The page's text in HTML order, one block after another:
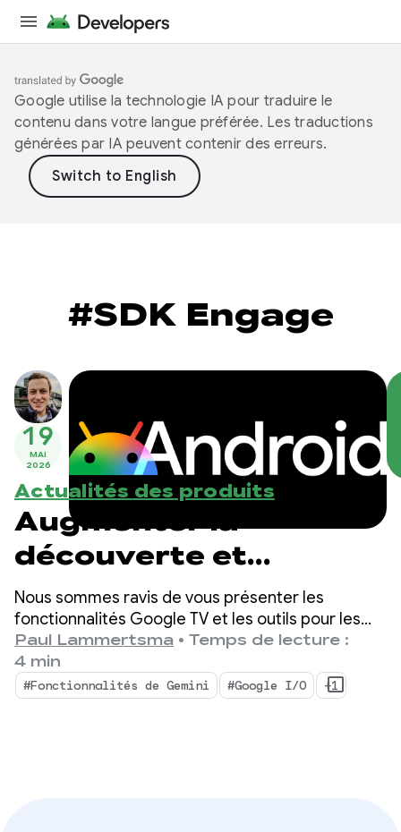
Google utilise la technologie IA pour traduire le
contenu dans votre langue préférée. Les traductions
générées par IA peuvent contenir des erreurs.
#SDK Engage
19
MAI
2026
Actualités des produits
Augmenter la
découverte et
l'engagement des
applications sur
Google TV
Nous sommes ravis de vous présenter les
fonctionnalités Google TV et les outils pour les
développeurs conçus pour améliorer la visibilité
de vos contenus et préparer votre application aux
futures expériences TV.
Paul Lammertsma • Temps de lecture :
4 min
#Fonctionnalités de Gemini #Google I/O +1